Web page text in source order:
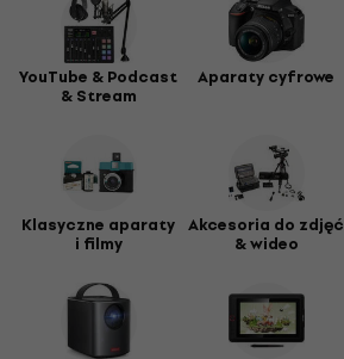
YouTube & Podcast
& Stream
Aparaty cyfrowe
Klasyczne aparaty
i filmy
Akcesoria do zdjęć
& wideo